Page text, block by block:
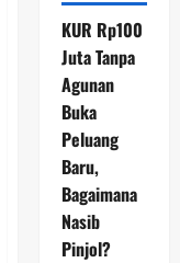
KUR Rp100
Juta Tanpa
Agunan
Buka
Peluang
Baru,
Bagaimana
Nasib
Pinjol?